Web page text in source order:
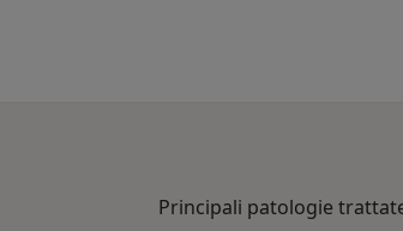
Principali patologie